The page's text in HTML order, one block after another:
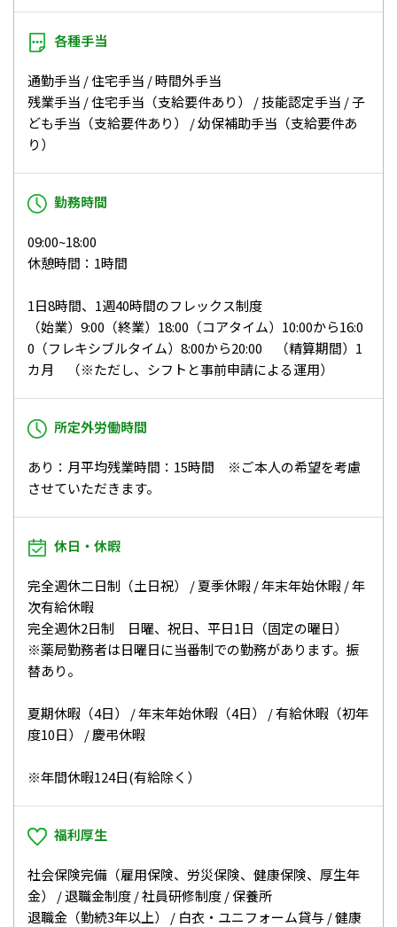
各種手当
通勤手当 / 住宅手当 / 時間外手当
残業手当 / 住宅手当（支給要件あり） / 技能認定手当 / 子
ども手当（支給要件あり） / 幼保補助手当（支給要件あ
り）
勤務時間
09:00~18:00
休憩時間：1時間
1日8時間、1週40時間のフレックス制度
（始業）9:00（終業）18:00（コアタイム）10:00から16:0
0（フレキシブルタイム）8:00から20:00 （精算期間）1
カ月 （※ただし、シフトと事前申請による運用）
所定外労働時間
あり：月平均残業時間：15時間 ※ご本人の希望を考慮
させていただきます。
休日・休暇
完全週休二日制（土日祝） / 夏季休暇 / 年末年始休暇 / 年
次有給休暇
完全週休2日制 日曜、祝日、平日1日（固定の曜日）
※薬局勤務者は日曜日に当番制での勤務があります。振
替あり。
夏期休暇（4日） / 年末年始休暇（4日） / 有給休暇（初年
度10日） / 慶弔休暇
※年間休暇124日(有給除く）
福利厚生
社会保険完備（雇用保険、労災保険、健康保険、厚生年
金） / 退職金制度 / 社員研修制度 / 保養所
退職金（勤続3年以上） / 白衣・ユニフォーム貸与 / 健康